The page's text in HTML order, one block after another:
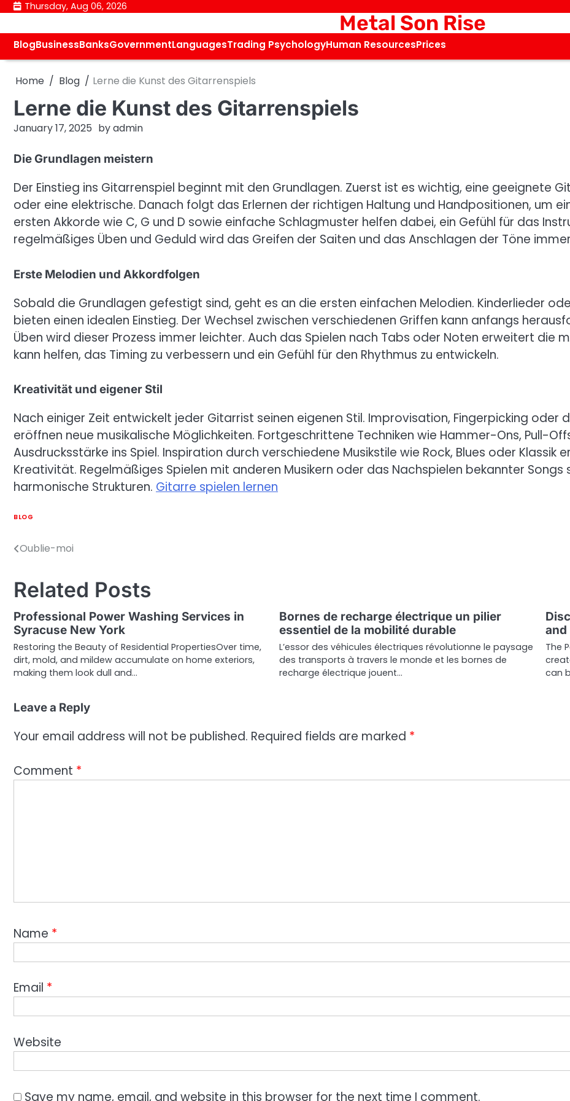
Skip
content
Thursday, Aug 06, 2026
Metal Son Rise
BlogBusinessBanksGovernmentLanguagesTrading PsychologyHuman ResourcesPrices
Home Blog Lerne die Kunst des Gitarrenspiels
Lerne die Kunst des Gitarrenspiels
January 17, 2025 byadmin
Die Grundlagen meistern
Der Einstieg ins Gitarrenspiel beginnt mit den Grundlagen. Zuerst ist es wichtig, eine geeignete
oder eine elektrische. Danach folgt das Erlernen der richtigen Haltung und Handpositionen, um
ersten Akkorde wie C, G und D sowie einfache Schlagmuster helfen dabei, ein Gefühl für das
regelmäßiges Üben und Geduld wird das Greifen der Saiten und das Anschlagen der Töne
Erste Melodien und Akkordfolgen
Sobald die Grundlagen gefestigt sind, geht es an die ersten einfachen Melodien. Kinderlieder
bieten einen idealen Einstieg. Der Wechsel zwischen verschiedenen Griffen kann anfangs
Üben wird dieser Prozess immer leichter. Auch das Spielen nach Tabs oder Noten erweitert die
kann helfen, das Timing zu verbessern und ein Gefühl für den Rhythmus zu entwickeln.
Kreativität und eigener Stil
Nach einiger Zeit entwickelt jeder Gitarrist seinen eigenen Stil. Improvisation, Fingerpicking oder
eröffnen neue musikalische Möglichkeiten. Fortgeschrittene Techniken wie Hammer-Ons, Pull-
Ausdrucksstärke ins Spiel. Inspiration durch verschiedene Musikstile wie Rock, Blues oder
Kreativität. Regelmäßiges Spielen mit anderen Musikern oder das Nachspielen bekannter
harmonische Strukturen. Gitarre spielen lernen
BLOG
Post
Oublie-moi
Related Posts
Professional Power Washing Services in
Syracuse New York
Restoring the Beauty of Residential PropertiesOver time,
dirt, mold, and mildew accumulate on home exteriors,
making them look dull and…
Bornes de recharge électrique un pilier
essentiel de la mobilité durable
L’essor des véhicules électriques révolutionne le paysage
des transports à travers le monde et les bornes de
recharge électrique jouent…
and
The
can
Leave a Reply
Your email address will not be published. Required fields are marked *
Comment *
Name *
Email *
Website
Save my name, email, and website in this browser for the next time I comment.